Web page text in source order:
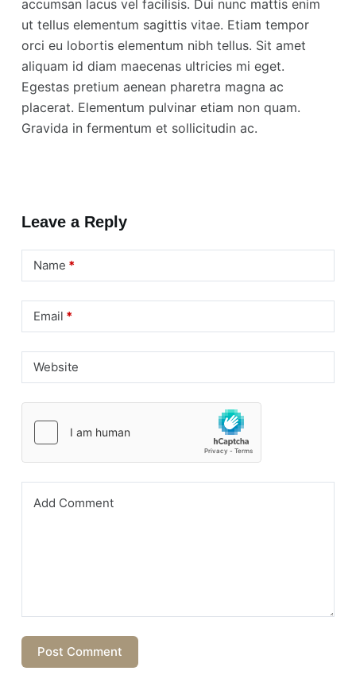
accumsan lacus vel facilisis. Dui nunc mattis enim
ut tellus elementum sagittis vitae. Etiam tempor
orci eu lobortis elementum nibh tellus. Sit amet
aliquam id diam maecenas ultricies mi eget.
Egestas pretium aenean pharetra magna ac
placerat. Elementum pulvinar etiam non quam.
Gravida in fermentum et sollicitudin ac.
Leave a Reply
Name *
Email *
Website
Add Comment
Post Comment